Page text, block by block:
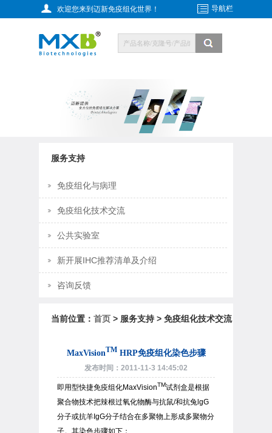
欢迎您来到迈新免疫组化世界！ 导航栏
服务支持
免疫组化与病理
免疫组化技术交流
公共实验室
新开展IHC推荐清单及介绍
咨询反馈
当前位置： 首页 > 服务支持 > 免疫组化技术交流
MaxVisionTMHRP免疫组化染色步骤
发布时间：2011-11-3 14:45:02
即用型快捷免疫组化MaxVisionTM试剂盒是根据
聚合物技术把辣根过氧化物酶与抗鼠/和抗兔lgG
分子或抗羊IgG分子结合在多聚物上形成多聚物分
子。其染色步骤如下：